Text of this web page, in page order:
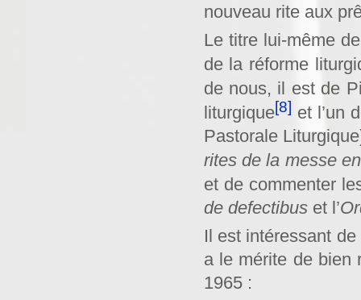
nouveau rite aux
Le titre lui-même
de la réforme
de nous, il est de
liturgique[8] et l’un
Pastorale
rites de la messe
et de commenter
de defectibus et l’
Il est intéressant
a le mérite de bien
1965 :